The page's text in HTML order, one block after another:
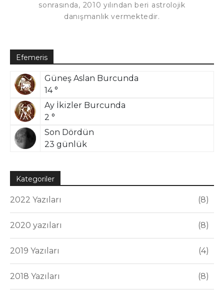
sonrasında, 2010 yılından beri astrolojik
danışmanlık vermektedir.
Efemeris
Güneş Aslan Burcunda
14 °
Ay İkizler Burcunda
2 °
Son Dördün
23 günlük
Kategoriler
2022 Yazıları 8
2020 yazıları 8
2019 Yazıları 4
2018 Yazıları 8